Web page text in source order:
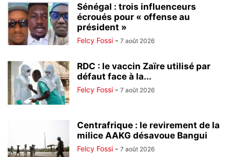
Sénégal : trois influenceurs
écroués pour « offense au
président »
Felcy Fossi - 7 août 2026
RDC : le vaccin Zaïre utilisé par
défaut face à la...
Felcy Fossi - 7 août 2026
Centrafrique : le revirement de la
milice AAKG désavoue Bangui
Felcy Fossi - 7 août 2026